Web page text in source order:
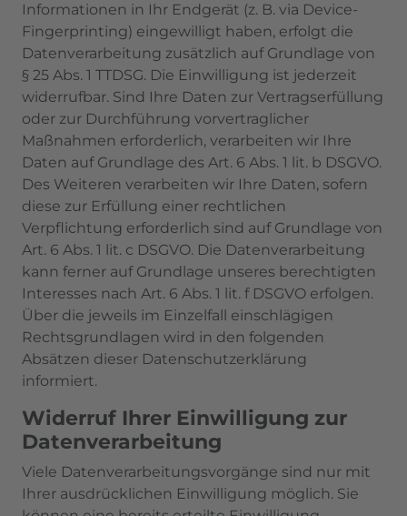
Informationen in Ihr Endgerät (z. B. via Device-
Fingerprinting) eingewilligt haben, erfolgt die
Datenverarbeitung zusätzlich auf Grundlage von
§ 25 Abs. 1 TTDSG. Die Einwilligung ist jederzeit
widerrufbar. Sind Ihre Daten zur Vertragserfüllung
oder zur Durchführung vorvertraglicher
Maßnahmen erforderlich, verarbeiten wir Ihre
Daten auf Grundlage des Art. 6 Abs. 1 lit. b DSGVO.
Des Weiteren verarbeiten wir Ihre Daten, sofern
diese zur Erfüllung einer rechtlichen
Verpflichtung erforderlich sind auf Grundlage von
Art. 6 Abs. 1 lit. c DSGVO. Die Datenverarbeitung
kann ferner auf Grundlage unseres berechtigten
Interesses nach Art. 6 Abs. 1 lit. f DSGVO erfolgen.
Über die jeweils im Einzelfall einschlägigen
Rechtsgrundlagen wird in den folgenden
Absätzen dieser Datenschutzerklärung
informiert.
Widerruf Ihrer Einwilligung zur
Datenverarbeitung
Viele Datenverarbeitungsvorgänge sind nur mit
Ihrer ausdrücklichen Einwilligung möglich. Sie